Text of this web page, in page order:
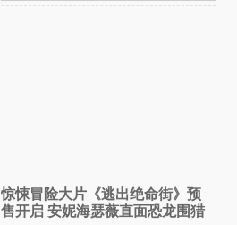
惊悚冒险大片《逃出绝命街》预
售开启 安妮海瑟薇直面恐龙围猎